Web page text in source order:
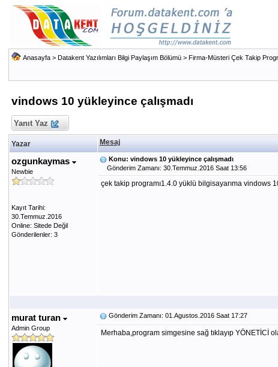
Anasayfa> Datakent Yazılımları Bilgi Paylaşım Bölümü> Firma-Müsteri Çek Takip
vindows 10 yükleyince çalışmadı
Yanıt Yaz
Yazar Mesaj
ozgunkaymas
Newbie
Kayıt Tarihi:
30.Temmuz.2016
Online: Sitede Değil
Gönderilenler: 3
Konu: vindows 10 yükleyince çalışmadı
Gönderim Zamanı: 30.Temmuz.2016 Saat 13:56
çek takip programı1.4.0 yüklü bilgisayarıma vindows
murat turan
Admin Group
Gönderim Zamanı: 01.Agustos.2016 Saat 17:27
Merhaba,program simgesine sağ tıklayıp YÖNETİCİ